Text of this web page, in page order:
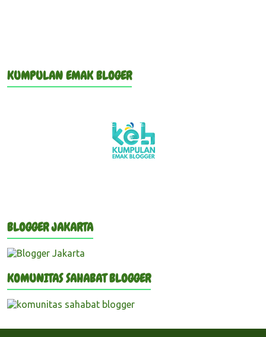
KUMPULAN EMAK BLOGER
BLOGGER JAKARTA
KOMUNITAS SAHABAT BLOGGER